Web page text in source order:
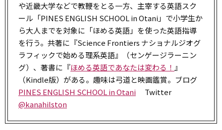
や近畿大学などで教鞭をとる一方、主宰する英語スク
ール「PINES ENGLISH SCHOOL in Otani」で小学生か
ら大人までを対象に「ほめる英語」を使った英語指導
を行う。共著に『Science Frontiers ナショナルジオグ
ラフィックで始める理系英語』（センゲージラーニン
グ）、著書に『ほめる英語であなたは変わる！ 』
（Kindle版）がある。趣味は弓道と映画鑑賞。ブログ
PINES ENGLISH SCHOOL in Otani Twitter
@kanahilston